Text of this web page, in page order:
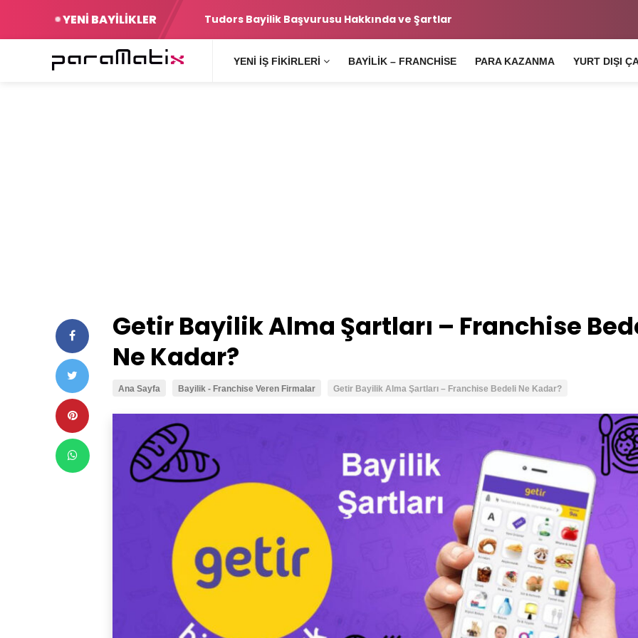
YENİ BAYİLİKLER Yurtiçi Kargo Bayilik Şartları Hakkında
YENI İŞ FIKIRLERI BAYILIK – FRANCHISE PARA KAZANMA YURT DIŞI
Getir Bayilik Alma Şartları – Franchise
Ne Kadar?
Ana Sayfa Bayilik - Franchise Veren Firmalar Getir Bayilik Alma Şartları – Franchise Bedeli Ne Kadar?